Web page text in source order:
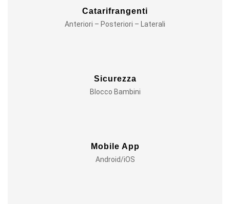
Catarifrangenti
Anteriori – Posteriori – Laterali
Sicurezza
Blocco Bambini
Mobile App
Android/iOS